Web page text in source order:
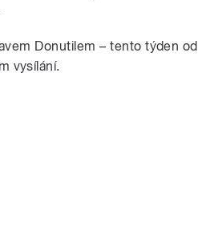
Donutilem – tento týden od
vysílání.